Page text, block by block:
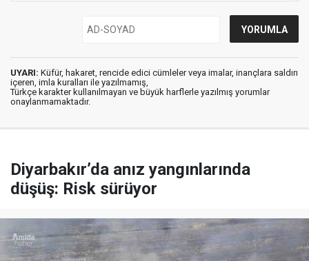
UYARI: Küfür, hakaret, rencide edici cümleler veya imalar, inançlara saldırı
içeren, imla kuralları ile yazılmamış,
Türkçe karakter kullanılmayan ve büyük harflerle yazılmış yorumlar
onaylanmamaktadır.
Diyarbakır’da anız yangınlarında
düşüş: Risk sürüyor